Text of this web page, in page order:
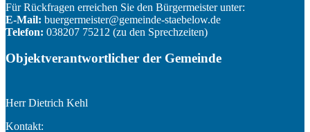
Für Rückfragen erreichen Sie den Bürgermeister unter:
E-Mail: buergermeister@gemeinde-staebelow.de
Telefon: 038207 75212 (zu den Sprechzeiten)
Objektverantwortlicher der Gemeinde
Herr Dietrich Kehl
Kontakt: